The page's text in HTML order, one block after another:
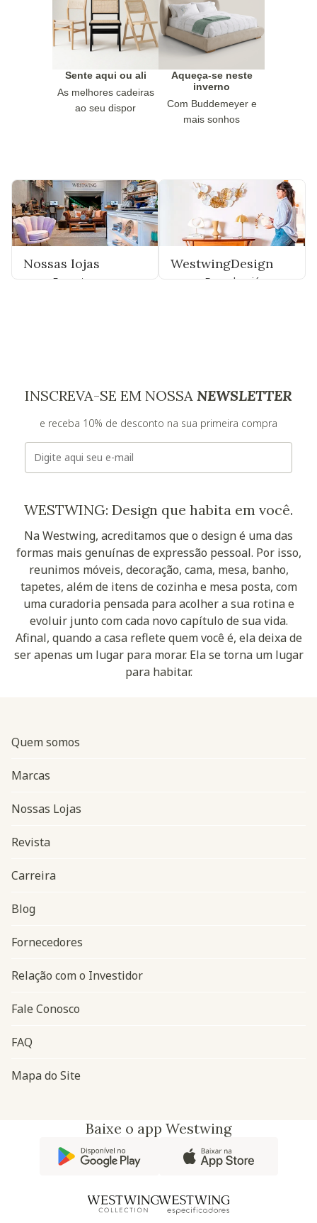
Sente aqui ou ali
As melhores cadeiras
ao seu dispor
Aqueça-se neste
inverno
Com Buddemeyer e
mais sonhos
Nossas lojas
Encontre uma
WestwingDesign
Descubra já
INSCREVA-SE EM NOSSA NEWSLETTER
e receba 10% de desconto na sua primeira compra
WESTWING: Design que habita em você.
Na Westwing, acreditamos que o design é uma das
formas mais genuínas de expressão pessoal. Por isso,
reunimos móveis, decoração, cama, mesa, banho,
tapetes, além de itens de cozinha e mesa posta, com
uma curadoria pensada para acolher a sua rotina e
evoluir junto com cada novo capítulo de sua vida.
Afinal, quando a casa reflete quem você é, ela deixa de
ser apenas um lugar para morar. Ela se torna um lugar
para habitar.
Navegação do rodapé
Quem somos
Marcas
Nossas Lojas
Revista
Carreira
Blog
Fornecedores
Relação com o Investidor
Fale Conosco
FAQ
Mapa do Site
Baixe o app Westwing